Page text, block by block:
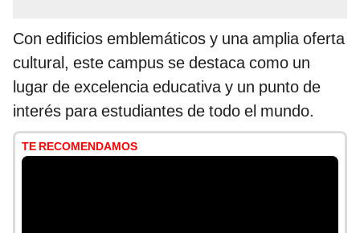
Con edificios emblemáticos y una amplia oferta
cultural, este campus se destaca como un
lugar de excelencia educativa y un punto de
interés para estudiantes de todo el mundo.
TE RECOMENDAMOS